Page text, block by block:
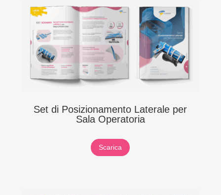
Set di Posizionamento Laterale per
Sala Operatoria
Scarica